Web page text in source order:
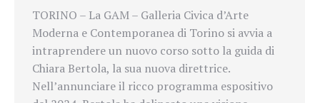
TORINO – La GAM – Galleria Civica d’Arte
Moderna e Contemporanea di Torino si avvia a
intraprendere un nuovo corso sotto la guida di
Chiara Bertola, la sua nuova direttrice.
Nell’annunciare il ricco programma espositivo